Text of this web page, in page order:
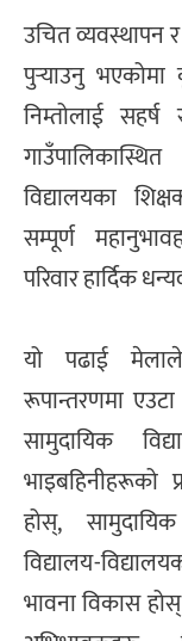
उचित व्यवस्थापन
पुर्‍याउनु भएकोमा
निम्तोलाई
विद्यालयका
सम्पूर्ण
परिवार हार्दिक
यो पढाई
रूपान्तरणमा
सामुदायिक
भाइबहिनीहरूको
होस्,
विद्यालय-
भावना विकास होस्